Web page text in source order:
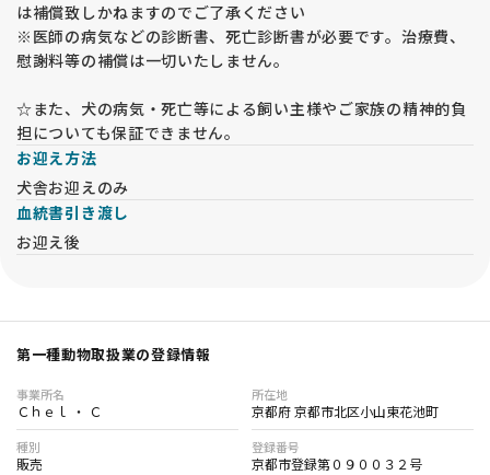
は補償致しかねますのでご了承ください
※医師の病気などの診断書、死亡診断書が必要です。治療費、
慰謝料等の補償は一切いたしません。
☆また、犬の病気・死亡等による飼い主様やご家族の精神的負
担についても保証できません。
お迎え方法
犬舎お迎えのみ
血統書引き渡し
お迎え後
第一種動物取扱業の登録情報
事業所名
Ｃｈｅｌ ・ Ｃ
所在地
京都府 京都市北区小山東花池町
種別
販売
登録番号
京都市登録第０９００３２号